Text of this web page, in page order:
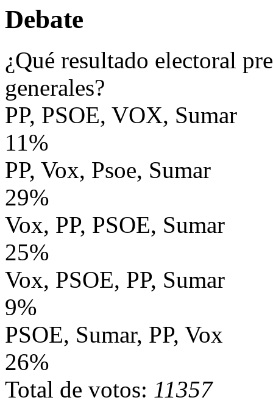
Debate
¿Qué resultado electoral
generales?
PP, PSOE, VOX, Sumar
11%
PP, Vox, Psoe, Sumar
29%
Vox, PP, PSOE, Sumar
25%
Vox, PSOE, PP, Sumar
9%
PSOE, Sumar, PP, Vox
26%
Total de votos: 11357